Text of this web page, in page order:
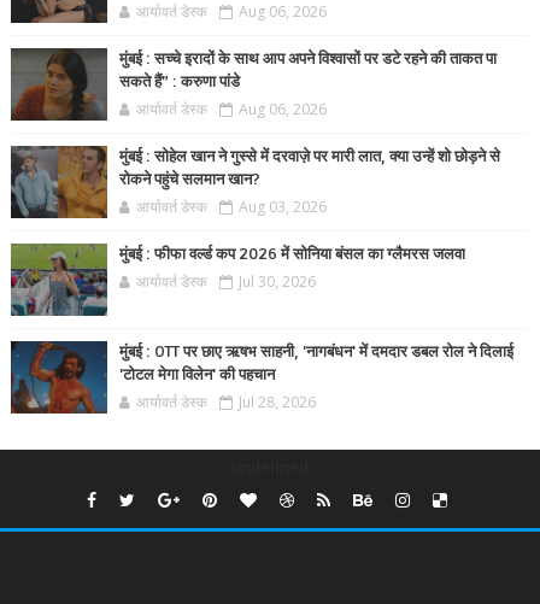
आर्यावर्त डेस्क Aug 06, 2026
मुंबई : सच्चे इरादों के साथ आप अपने विश्वासों पर डटे रहने की ताकत पा
सकते हैं” : करुणा पांडे
आर्यावर्त डेस्क Aug 06, 2026
मुंबई : सोहेल खान ने गुस्से में दरवाज़े पर मारी लात, क्या उन्हें शो छोड़ने से
रोकने पहुंचे सलमान खान?
आर्यावर्त डेस्क Aug 03, 2026
मुंबई : फीफा वर्ल्ड कप 2026 में सोनिया बंसल का ग्लैमरस जलवा
आर्यावर्त डेस्क Jul 30, 2026
मुंबई : OTT पर छाए ऋषभ साहनी, 'नागबंधन' में दमदार डबल रोल ने दिलाई
'टोटल मेगा विलेन' की पहचान
आर्यावर्त डेस्क Jul 28, 2026